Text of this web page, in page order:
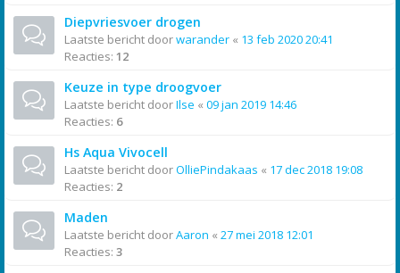
Diepvriesvoer drogen
Laatste bericht doorwarander « 13 feb 2020 20:41
Reacties: 12
Keuze in type droogvoer
Laatste bericht doorIlse « 09 jan 2019 14:46
Reacties: 6
Hs Aqua Vivocell
Laatste bericht doorOlliePindakaas « 17 dec 2018 19:08
Reacties: 2
Maden
Laatste bericht doorAaron « 27 mei 2018 12:01
Reacties: 3